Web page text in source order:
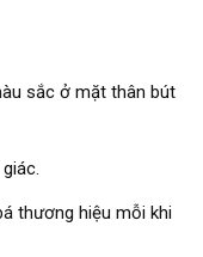
sắc ở mặt thân bút
thương hiệu mỗi khi